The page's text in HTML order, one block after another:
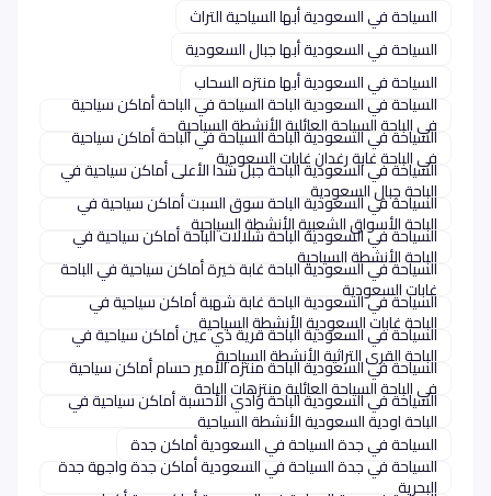
السياحة في السعودية أبها السياحية التراث
السياحة في السعودية أبها جبال السعودية
السياحة في السعودية أبها منتزه السحاب
السياحة في السعودية الباحة السياحة في الباحة أماكن سياحية
في الباحة السياحة العائلية الأنشطة السياحية
السياحة في السعودية الباحة السياحة في الباحة أماكن سياحية
في الباحة غابة رغدان غابات السعودية
السياحة في السعودية الباحة جبل شدا الأعلى أماكن سياحية في
الباحة جبال السعودية
السياحة في السعودية الباحة سوق السبت أماكن سياحية في
الباحة الأسواق الشعبية الأنشطة السياحية
السياحة في السعودية الباحة شلالات الباحة أماكن سياحية في
الباحة الأنشطة السياحية
السياحة في السعودية الباحة غابة خيرة أماكن سياحية في الباحة
غابات السعودية
السياحة في السعودية الباحة غابة شهبة أماكن سياحية في
الباحة غابات السعودية الأنشطة السياحية
السياحة في السعودية الباحة قرية ذي عين أماكن سياحية في
الباحة القرى التراثية الأنشطة السياحية
السياحة في السعودية الباحة منتزه الأمير حسام أماكن سياحية
في الباحة السياحة العائلية منتزهات الباحة
السياحة في السعودية الباحة وادي الأحسبة أماكن سياحية في
الباحة اودية السعودية الأنشطة السياحية
السياحة في جدة السياحة في السعودية أماكن جدة
السياحة في جدة السياحة في السعودية أماكن جدة واجهة جدة
البحرية